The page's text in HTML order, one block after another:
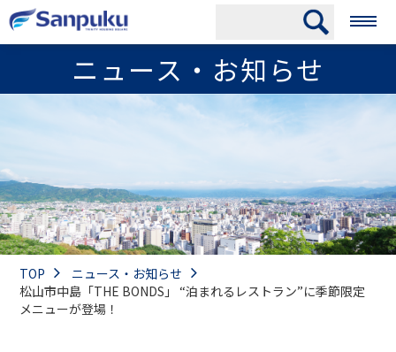
ニュース・お知らせ
TOP
ニュース・お知らせ
松山市中島「THE BONDS」 “泊まれるレストラン”に季節限定
メニューが登場！